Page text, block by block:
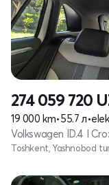
274 059 720
19 000 km•55.7 л•
Volkswagen ID.4 I
Toshkent, Yashnobod